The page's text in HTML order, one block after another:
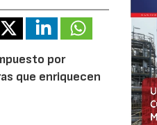
por
que enriquecen